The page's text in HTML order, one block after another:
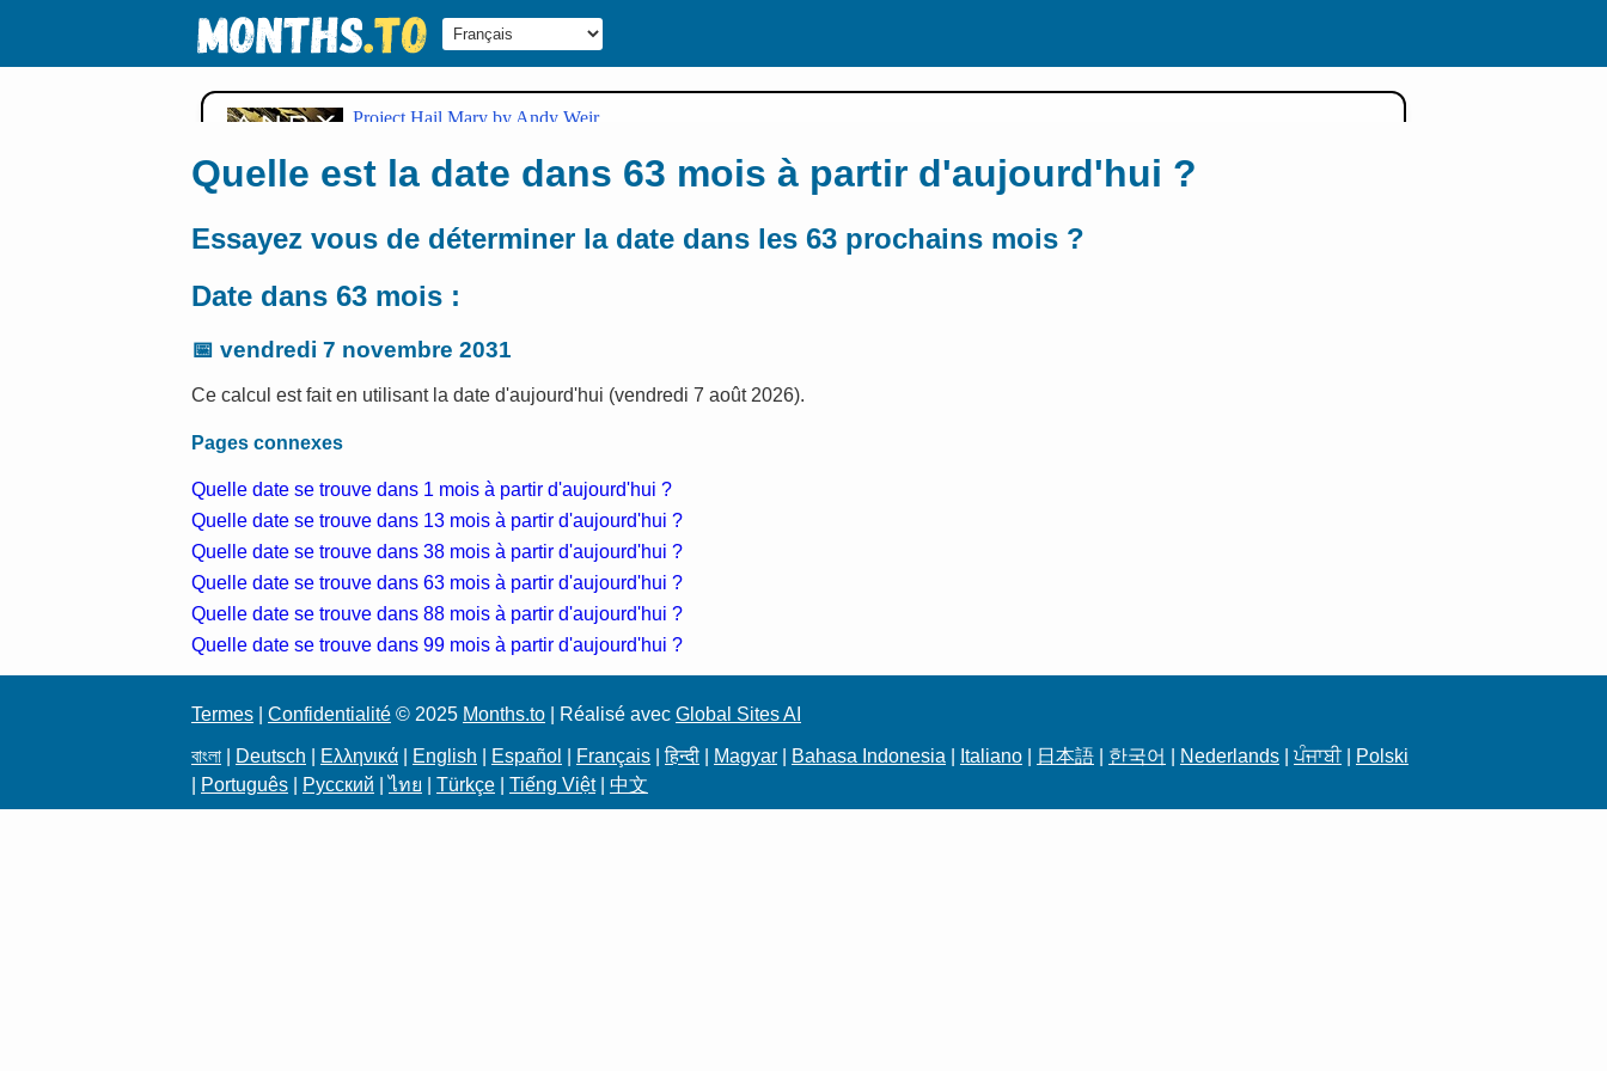
Quelle est la date dans 63 mois à partir d'aujourd'hui ?
Essayez vous de déterminer la date dans les 63 prochains mois ?
Date dans 63 mois :
📅 vendredi 7 novembre 2031
Ce calcul est fait en utilisant la date d'aujourd'hui (vendredi 7 août 2026).
Pages connexes
Quelle date se trouve dans 1 mois à partir d'aujourd'hui ?
Quelle date se trouve dans 13 mois à partir d'aujourd'hui ?
Quelle date se trouve dans 38 mois à partir d'aujourd'hui ?
Quelle date se trouve dans 63 mois à partir d'aujourd'hui ?
Quelle date se trouve dans 88 mois à partir d'aujourd'hui ?
Quelle date se trouve dans 99 mois à partir d'aujourd'hui ?
Termes Confidentialité © 2025 Months.to | Réalisé avec Global Sites AI
বাংলা Deutsch Ελληνικά English Español Français |हिन्दी Magyar Bahasa Indonesia Italiano 日本語 한국어 Nederlands |ਪੰਜਾਬੀ|
Polski
Português Русский |ไทย Türkçe Tiếng Việt| 中文